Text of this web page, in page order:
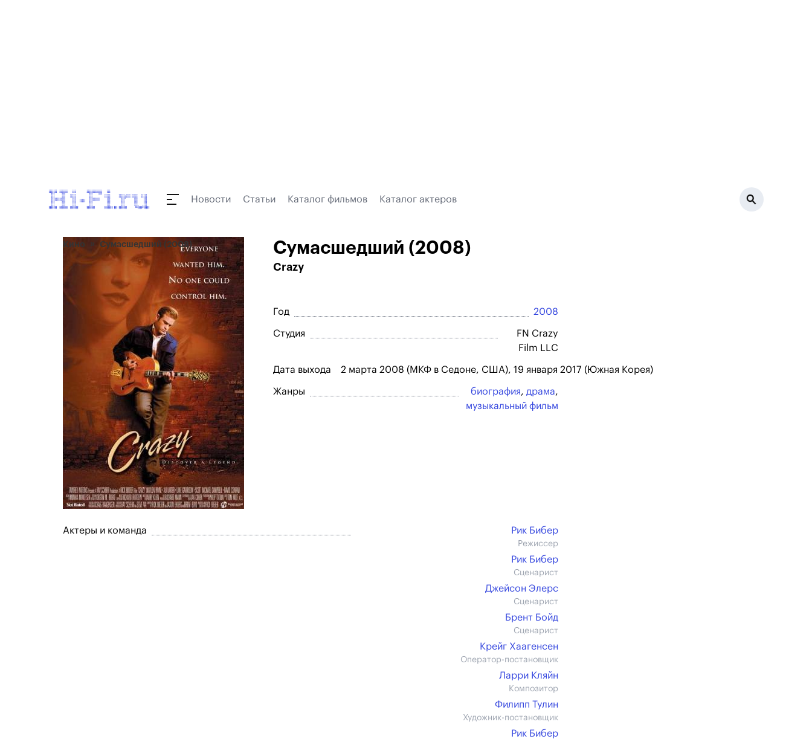
Новости Статьи Каталог фильмов Каталог актеров
Кино Сумасшедший (2008) Сумасшедший (2008)
Crazy
Год 2008
Студия
FN Crazy
Film LLC
Дата выхода 2 марта 2008 (МКФ в Седоне, США), 19 января 2017 (Южная Корея)
Жанры биография, драма,
музыкальный фильм
Актеры и команда Рик Бибер
Режиссер
Рик Бибер
Сценарист
Джейсон Элерс
Сценарист
Брент Бойд
Сценарист
Крейг Хаагенсен
Оператор-постановщик
Ларри Кляйн
Композитор
Филипп Тулин
Художник-постановщик
Рик Бибер